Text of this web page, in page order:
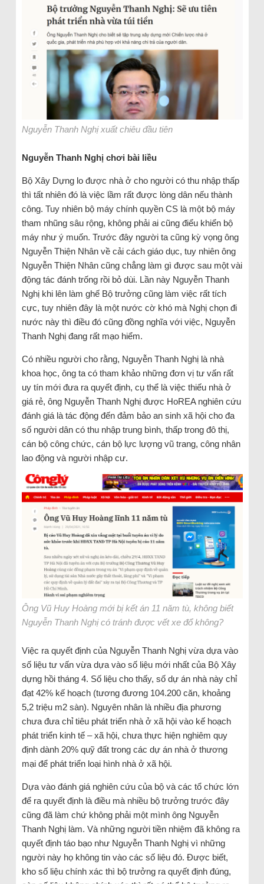
Nguyễn Thanh Nghị xuất chiêu đầu tiên
Nguyễn Thanh Nghị chơi bài liều
Bộ Xây Dựng lo được nhà ở cho người có thu nhập thấp
thì tất nhiên đó là việc lầm rất được lòng dân nếu thành
công. Tuy nhiên bộ máy chính quyền CS là một bộ máy
tham nhũng sâu rộng, không phải ai cũng điểu khiển bộ
máy như ý muốn. Trước đây người ta cũng kỳ vọng ông
Nguyễn Thiện Nhân về cải cách giáo dục, tuy nhiên ông
Nguyễn Thiện Nhân cũng chẳng làm gì được sau một vài
động tác đánh trống rồi bỏ dùi. Lần này Nguyễn Thanh
Nghị khi lên làm ghế Bộ trưởng cũng làm việc rất tích
cực, tuy nhiên đây là một nước cờ khó mà Nghị chọn đi
nước này thì điều đó cũng đồng nghĩa với việc, Nguyễn
Thanh Nghị đang rất mạo hiểm.
Có nhiều người cho rằng, Nguyễn Thanh Nghị là nhà
khoa học, ông ta có tham khảo những đơn vị tư vấn rất
uy tín mới đưa ra quyết định, cụ thể là việc thiếu nhà ở
giá rẻ, ông Nguyễn Thanh Nghị được HoREA nghiên cứu
đánh giá là tác động đến đảm bảo an sinh xã hội cho đa
số người dân có thu nhập trung bình, thấp trong đô thị,
cán bộ công chức, cán bộ lực lượng vũ trang, công nhân
lao động và người nhập cư.
Ông Vũ Huy Hoàng mới bị kết án 11 năm tù, không biết
Nguyễn Thanh Nghị có tránh được vết xe đổ không?
Việc ra quyết định của Nguyễn Thanh Nghị vừa dựa vào
số liệu tư vấn vừa dựa vào số liệu mới nhất của Bộ Xây
dựng hồi tháng 4. Số liệu cho thấy, số dự án nhà này chỉ
đạt 42% kế hoạch (tương đương 104.200 căn, khoảng
5,2 triệu m2 sàn). Nguyên nhân là nhiều địa phương
chưa đưa chỉ tiêu phát triển nhà ở xã hội vào kế hoạch
phát triển kinh tế – xã hội, chưa thực hiện nghiêm quy
định dành 20% quỹ đất trong các dự án nhà ở thương
mại để phát triển loại hình nhà ở xã hội.
Dựa vào đánh giá nghiên cứu của bộ và các tổ chức lớn
để ra quyết định là điều mà nhiều bộ trưởng trước đây
cũng đã làm chứ không phải một mình ông Nguyễn
Thanh Nghị làm. Và những người tiền nhiệm đã không ra
quyết định táo bạo như Nguyễn Thanh Nghị vì những
người này họ không tin vào các số liệu đó. Được biết,
kho số liệu chính xác thì bộ trưởng ra quyết định đúng,